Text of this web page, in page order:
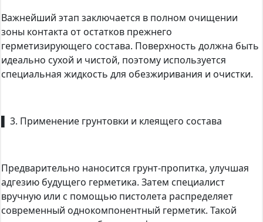
Важнейший этап заключается в полном очищении
зоны контакта от остатков прежнего
герметизирующего состава. Поверхность должна быть
идеально сухой и чистой, поэтому используется
специальная жидкость для обезжиривания и очистки.
▌ 3. Применение грунтовки и клеящего состава
Предварительно наносится грунт-пропитка, улучшая
адгезию будущего герметика. Затем специалист
вручную или с помощью пистолета распределяет
современный однокомпонентный герметик. Такой